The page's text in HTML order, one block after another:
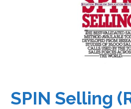
SPIN Selling